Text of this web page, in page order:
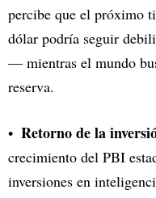
percibe que el próximo
dólar podría seguir
— mientras el mundo
reserva.
Retorno de la
crecimiento del PBI
inversiones en